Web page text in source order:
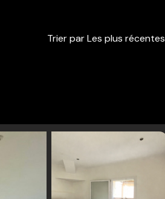
Trier par Les plus récentes